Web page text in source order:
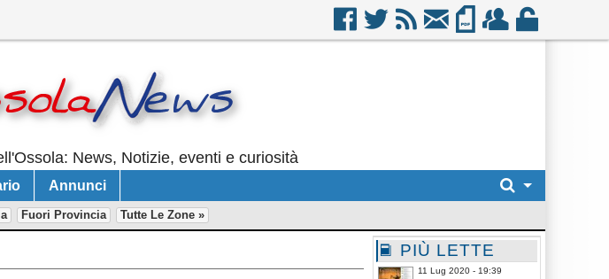
News, Notizie, eventi e curiosità
Annunci
Fuori Provincia Tutte Le Zone »
PIÙ LETTE
11 Lug 2020 - 19:39